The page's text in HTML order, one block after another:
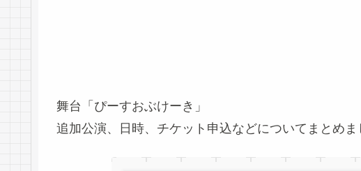
舞台「ぴーすおぶけーき」
追加公演、日時、チケット申込などについてまとめま